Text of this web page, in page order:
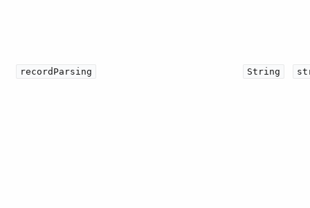
recordParsing String